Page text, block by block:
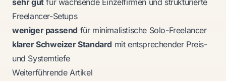
sehr gutfür wachsende Einzelfirmen und strukturierte
Freelancer-Setups
weniger passend für minimalistische Solo-Freelancer
klarer Schweizer Standard mit entsprechender Preis-
und Systemtiefe
Weiterführende Artikel